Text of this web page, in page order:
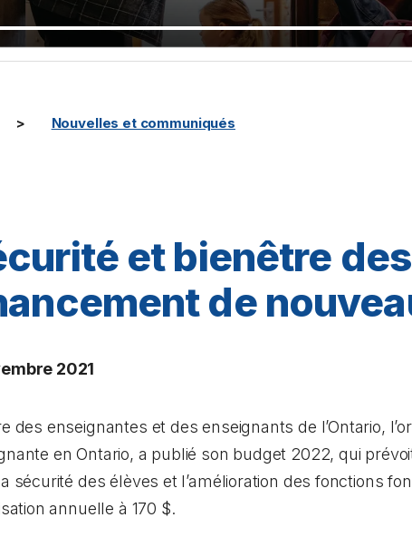
Nouvelles et communiqués
et bienêtre
de
2021
des enseignantes et des enseignants de l’Ontario,
en Ontario, a publié son budget 2022, qui
sécurité des élèves et l’amélioration des fonctions
annuelle à 170 $.